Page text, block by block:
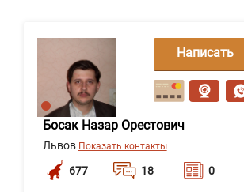
Босак Назар Орестович
Львов Показать контакты
677 18 0
Написать
сообщение